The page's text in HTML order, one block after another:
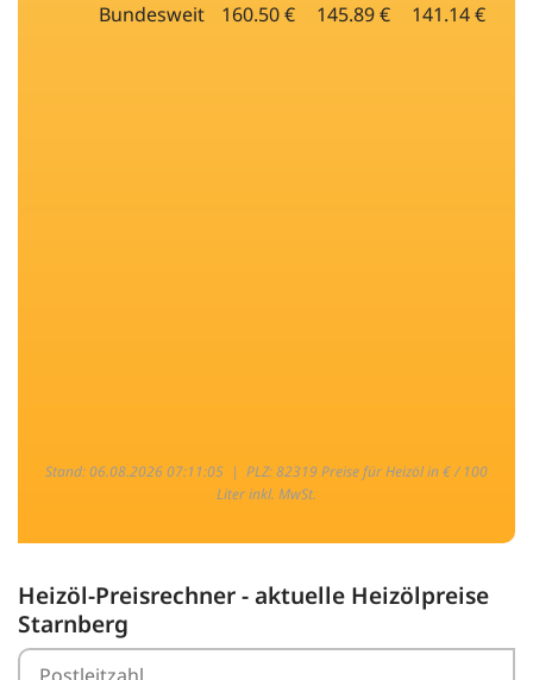
Bundesweit 160.50 € 145.89 € 141.14 €
Stand: 06.08.2026 07:11:05 | PLZ: 82319 Preise für Heizöl in € / 100
Liter inkl. MwSt.
Heizöl-Preisrechner - aktuelle Heizölpreise
Starnberg